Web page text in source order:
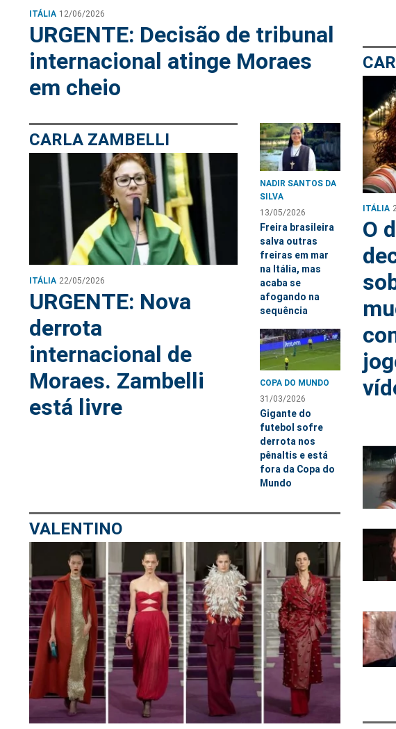
ITÁLIA 12/06/2026
URGENTE: Decisão de tribunal
internacional atinge Moraes
em cheio
CARLA ZAMBELLI
ITÁLIA 22/05/2026
URGENTE: Nova
derrota
internacional de
Moraes. Zambelli
está livre
NADIR SANTOS DA
SILVA
13/05/2026
Freira brasileira
salva outras
freiras em mar
na Itália, mas
acaba se
afogando na
sequência
COPA DO MUNDO
31/03/2026
Gigante do
futebol sofre
derrota nos
pênaltis e está
fora da Copa do
Mundo
VALENTINO
ITÁLIA
O